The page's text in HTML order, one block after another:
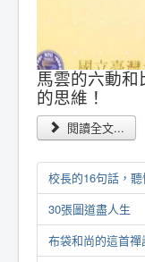
馬雲的六動
的思維！
閱讀全文...
校長的16句話，
30張圖道盡人生
布袋和尚的這首禪